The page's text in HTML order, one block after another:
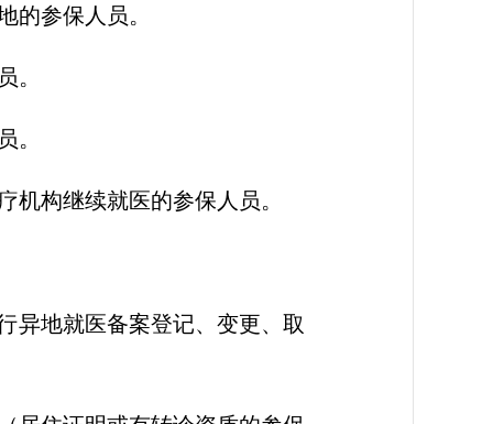
的参保人员。
。
。
机构继续就医的参保人员。
异地就医备案登记、变更、取